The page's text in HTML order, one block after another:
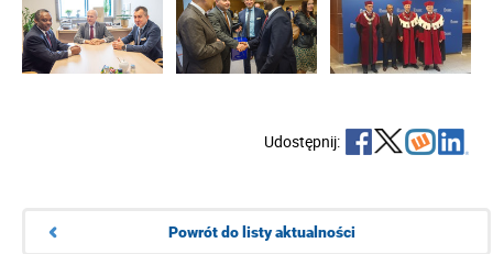
Udostępnij:
Powrót do listy aktualności